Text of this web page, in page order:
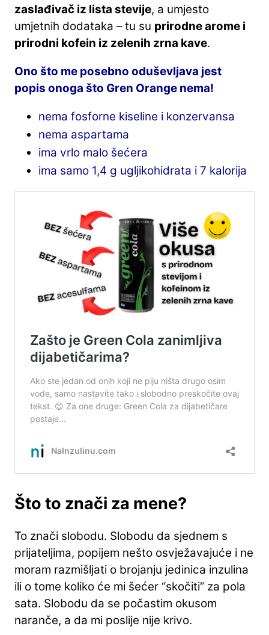
zaslađivač iz lista stevije, a umjesto
umjetnih dodataka – tu su prirodne arome i
prirodni kofein iz zelenih zrna kave.
Ono što me posebno oduševljava jest
popis onoga što Gren Orange nema!
nema fosforne kiseline i konzervansa
nema aspartama
ima vrlo malo šećera
ima samo 1,4 g ugljikohidrata i 7 kalorija
Što to znači za mene?
To znači slobodu. Slobodu da sjednem s
prijateljima, popijem nešto osvježavajuće i ne
moram razmišljati o brojanju jedinica inzulina
ili o tome koliko će mi šećer “skočiti” za pola
sata. Slobodu da se počastim okusom
naranče, a da mi poslije nije krivo.